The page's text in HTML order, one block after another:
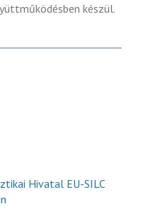
készül.
Hivatal EU-SILC